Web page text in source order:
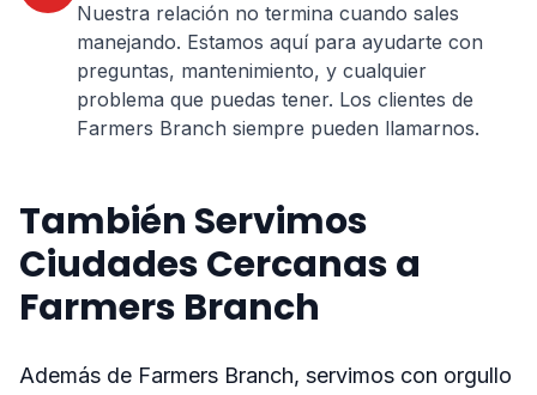
Nuestra relación no termina cuando sales
manejando. Estamos aquí para ayudarte con
preguntas, mantenimiento, y cualquier
problema que puedas tener. Los clientes de
Farmers Branch siempre pueden llamarnos.
También Servimos
Ciudades Cercanas a
Farmers Branch
Además de Farmers Branch, servimos con orgullo